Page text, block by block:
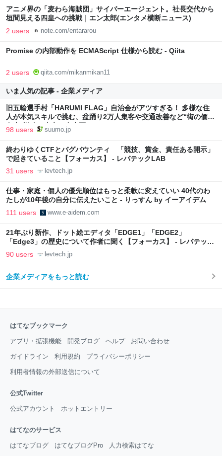
アニメ界の「麦わら海賊団」サイバーエージェント。社長交代から
垣間見える四皇への挑戦｜エン太郎(エンタメ横断ニュース)
2 users note.com/entararou
Promise の内部動作を ECMAScript 仕様から読む - Qiita
2 users qiita.com/mikanmikan11
いま人気の記事 - 企業メディア
旧五輪選手村「HARUMI FLAG」自治会がアツすぎる！ 多様な住
人が本気スキルで挑む、盆踊り2万人集客や交通改善など“街の価値
向上”戦略 東京・中央区
98 users suumo.jp
終わりゆくCTFとバグバウンティ 「競技、賞金、責任ある開示」
で起きていること【フォーカス】 - レバテックLAB
31 users levtech.jp
仕事・家庭・個人の優先順位はもっと柔軟に変えていい 40代のわ
たしが10年後の自分に伝えたいこと - りっすん by イーアイデム
111 users www.e-aidem.com
21年ぶり新作、ドット絵エディタ「EDGE1」「EDGE2」
「Edge3」の歴史について作者に聞く【フォーカス】 - レバテック
LAB
90 users levtech.jp
企業メディアをもっと読む
はてなブックマーク
アプリ・拡張機能 開発ブログ ヘルプ お問い合わせ
ガイドライン 利用規約 プライバシーポリシー
利用者情報の外部送信について
公式Twitter
公式アカウント ホットエントリー
はてなのサービス
はてなブログ はてなブログPro 人力検索はてな